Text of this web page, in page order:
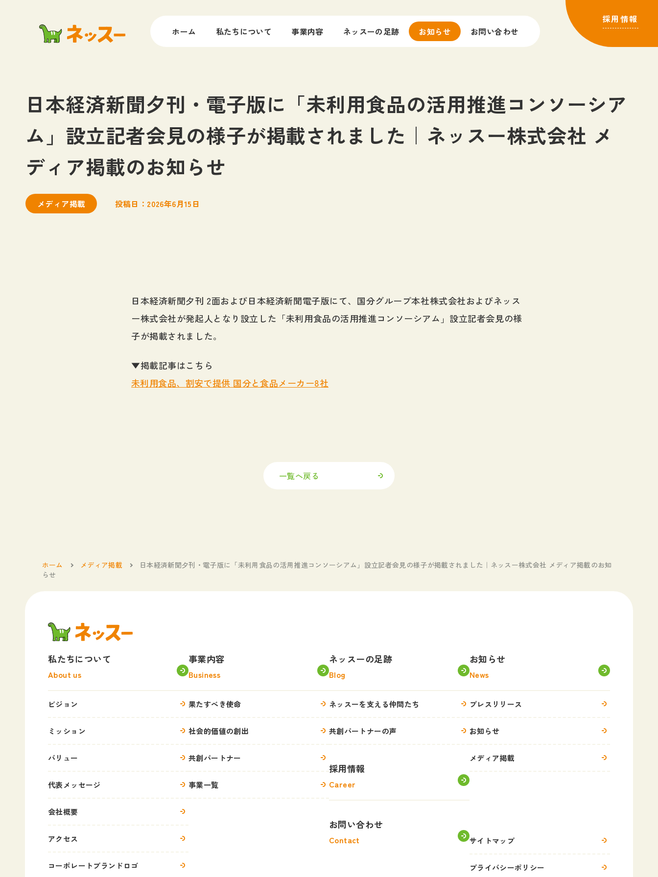
ホーム 私たちについて 事業内容 ネッスーの足跡 お知らせ お問い合わせ
採用情報
日本経済新聞夕刊・電子版に「未利用食品の活用推進コンソーシア
ム」設立記者会見の様子が掲載されました｜ネッスー株式会社 メ
ディア掲載のお知らせ
メディア掲載 投稿日：2026年6月15日
日本経済新聞夕刊 2面および日本経済新聞電子版にて、国分グループ本社株式会社およびネッス
ー株式会社が発起人となり設立した「未利用食品の活用推進コンソーシアム」設立記者会見の様
子が掲載されました。
▼掲載記事はこちら
未利用食品、割安で提供 国分と食品メーカー8社
一覧へ戻る
ホーム メディア掲載
日本経済新聞夕刊・電子版に「未利用食品の活用推進コンソーシアム」設立記者会見の様子が掲載されました｜ネッスー株式会社 メディア掲載のお知
らせ
私たちについて
About us
ビジョン
ミッション
バリュー
代表メッセージ
会社概要
アクセス
コーポレートブランドロゴ
事業内容
Business
果たすべき使命
社会的価値の創出
共創パートナー
事業一覧
ネッスーの足跡
Blog
ネッスーを支える仲間たち
共創パートナーの声
採用情報
Career
お問い合わせ
Contact
お知らせ
News
プレスリリース
お知らせ
メディア掲載
サイトマップ
プライバシーポリシー